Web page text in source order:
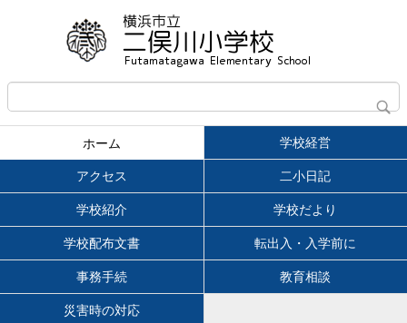
ホーム 学校経営
アクセス 二小日記
学校紹介 学校だより
学校配布文書 転出入・入学前に
事務手続 教育相談
災害時の対応